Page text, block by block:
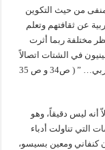
من حيث التكوين
عن ثقافتهم وتعلم
مختلفة ربما أثرت
في الشتات اتصالاً
مباشراً بالتجارب الجذرية التي هيمنت على الأدب العربي… ” ( ص34 و ص 35
ليس دقيقاً، وهو
التي تناولت أدباء
ومعين بسيسو،